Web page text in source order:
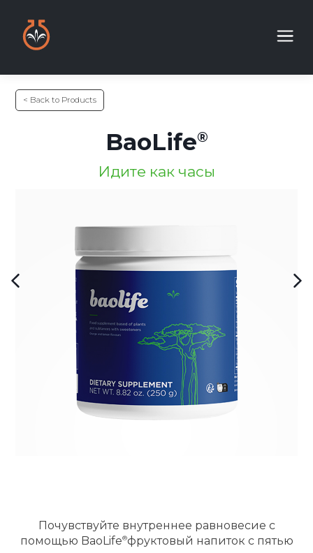
< Back to Products
BaoLife
Идите как часы
Почувствуйте внутреннее равновесие с
помощью BaoLife фруктовый напиток с пятью